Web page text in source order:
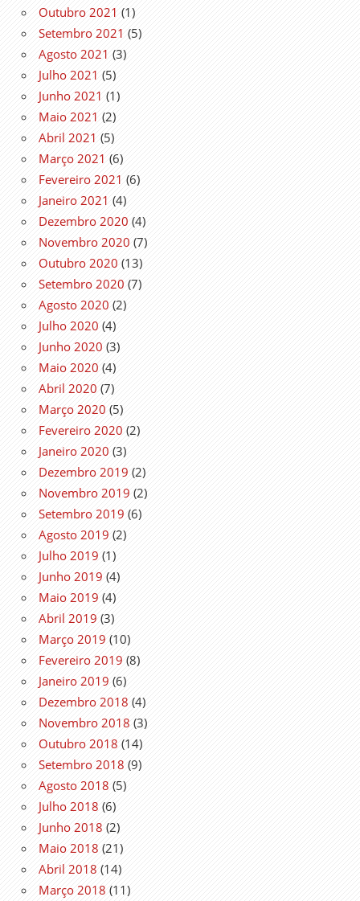
Outubro 2021 (1)
Setembro 2021 (5)
Agosto 2021 (3)
Julho 2021 (5)
Junho 2021 (1)
Maio 2021 (2)
Abril 2021 (5)
Março 2021 (6)
Fevereiro 2021 (6)
Janeiro 2021 (4)
Dezembro 2020 (4)
Novembro 2020 (7)
Outubro 2020 (13)
Setembro 2020 (7)
Agosto 2020 (2)
Julho 2020 (4)
Junho 2020 (3)
Maio 2020 (4)
Abril 2020 (7)
Março 2020 (5)
Fevereiro 2020 (2)
Janeiro 2020 (3)
Dezembro 2019 (2)
Novembro 2019 (2)
Setembro 2019 (6)
Agosto 2019 (2)
Julho 2019 (1)
Junho 2019 (4)
Maio 2019 (4)
Abril 2019 (3)
Março 2019 (10)
Fevereiro 2019 (8)
Janeiro 2019 (6)
Dezembro 2018 (4)
Novembro 2018 (3)
Outubro 2018 (14)
Setembro 2018 (9)
Agosto 2018 (5)
Julho 2018 (6)
Junho 2018 (2)
Maio 2018 (21)
Abril 2018 (14)
Março 2018 (11)